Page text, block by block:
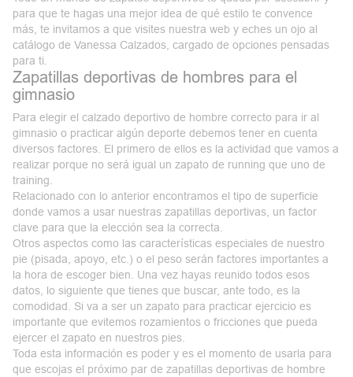
para que te hagas una mejor idea de qué estilo te convence
más, te invitamos a que visites nuestra web y eches un ojo al
catálogo de Vanessa Calzados , cargado de opciones pensadas
para ti.
Zapatillas deportivas de hombres para el
gimnasio
Para elegir el calzado deportivo de hombre correcto para ir al
gimnasio o practicar algún deporte debemos tener en cuenta
diversos factores. El primero de ellos es la actividad que vamos a
realizar porque no será igual unzapato de running que uno de
training.
Relacionado con lo anterior encontramos el tipo de superficie
donde vamos a usar nuestras zapatillas deportivas, un factor
clave para que la elección sea la correcta.
Otros aspectos como las características especiales de nuestro
pie (pisada, apoyo, etc.) o el peso serán factores importantes a
la hora de escoger bien. Una vez hayas reunido todos esos
datos, lo siguiente que tienes que buscar, ante todo, es la
comodidad . Si va a ser un zapato para practicar ejercicio es
importante que evitemos rozamientos o fricciones que pueda
ejercer el zapato en nuestros pies.
Toda esta información es poder y es el momento de usarla para
que escojas el próximo par de zapatillas deportivas de hombre